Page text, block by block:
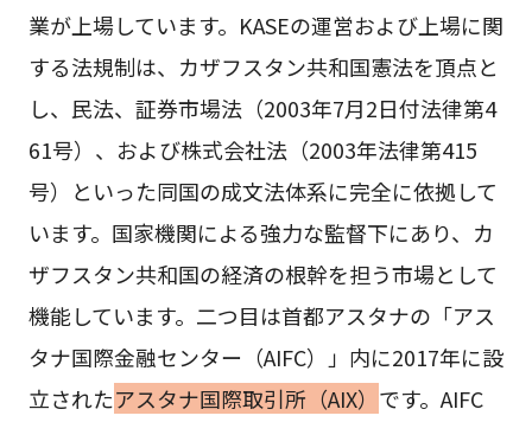
業が上場しています。KASEの運営および上場に関
する法規制は、カザフスタン共和国憲法を頂点と
し、民法、証券市場法（2003年7月2日付法律第4
61号）、および株式会社法（2003年法律第415
号）といった同国の成文法体系に完全に依拠して
います。国家機関による強力な監督下にあり、カ
ザフスタン共和国の経済の根幹を担う市場として
機能しています。二つ目は首都アスタナの「アス
タナ国際金融センター（AIFC）」内に2017年に設
立されたアスタナ国際取引所（AIX） です。AIFC